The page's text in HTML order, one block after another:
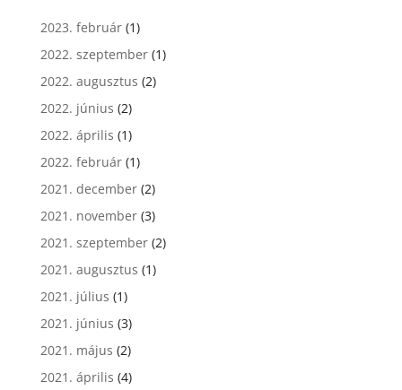
2023. február(1)
2022. szeptember(1)
2022. augusztus (2)
2022. június (2)
2022. április (1)
2022. február(1)
2021. december(2)
2021. november(3)
2021. szeptember(2)
2021. augusztus (1)
2021. július (1)
2021. június (3)
2021. május (2)
2021. április (4)